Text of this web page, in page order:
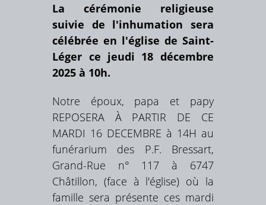
La cérémonie religieuse
suivie de l'inhumation sera
célébrée en l'église de Saint-
Léger ce jeudi 18 décembre
2025 à 10h.
Notre époux, papa et papy
REPOSERA À PARTIR DE CE
MARDI 16 DECEMBRE à 14H au
funérarium des P.F. Bressart,
Grand-Rue n° 117 à 6747
Châtillon, (face à l'église) où la
famille sera présente ces mardi